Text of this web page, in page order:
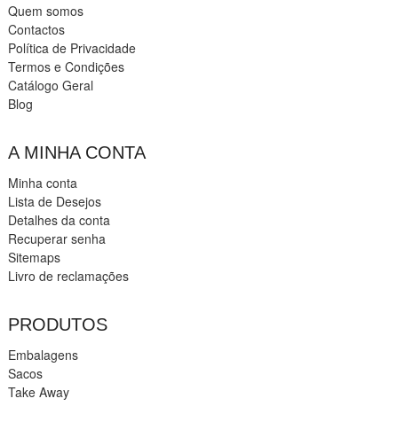
Quem somos
Contactos
Política de Privacidade
Termos e Condições
Catálogo Geral
Blog
A MINHA CONTA
Minha conta
Lista de Desejos
Detalhes da conta
Recuperar senha
Sitemaps
Livro de reclamações
PRODUTOS
Embalagens
Sacos
Take Away